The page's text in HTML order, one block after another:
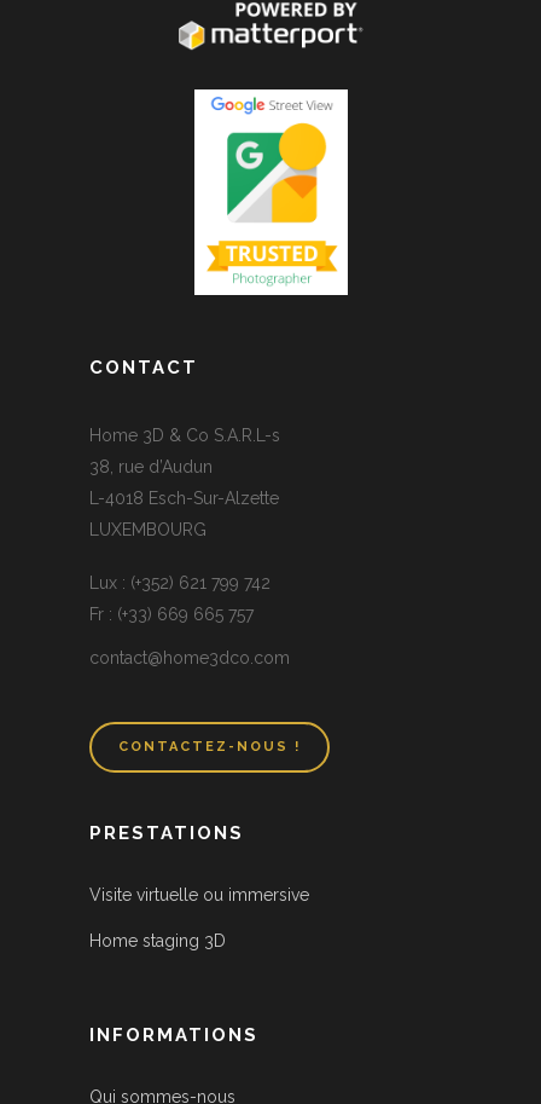
CONTACT
Home 3D & Co S.A.R.L-s
38, rue d’Audun
L-4018 Esch-Sur-Alzette
LUXEMBOURG
Lux : (+352) 621 799 742
Fr : (+33) 669 665 757
contact@home3dco.com
CONTACTEZ-NOUS !
PRESTATIONS
Visite virtuelle ou immersive
Home staging 3D
INFORMATIONS
Qui sommes-nous